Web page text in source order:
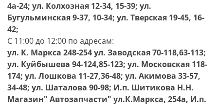
4а-24; ул. Колхозная 12-34, 15-39; ул.
Бугульминская 9-37, 10-34; ул. Тверская 19-45, 16-
42;
С 11:00 до 12:00 по адресам:
ул. К. Маркса 248-254 ул. Заводская 70-118,63-113;
ул. Куйбышева 94-124,85-123; ул. Московская 118-
174; ул. Лошкова 11-27,36-48; ул. Акимова 33-57,
34-48; ул. Шаталова 90-98; И.п. Шитикова Н.Н.
Магазин" Автозапчасти" ул.К.Маркса, 254а, И.п.